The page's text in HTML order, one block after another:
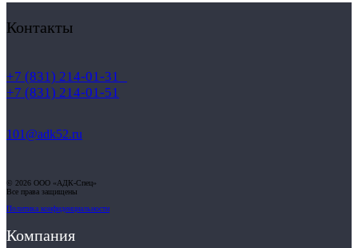
Контакты
+7 (831) 214-01-31
+7 (831) 214-01-51
101@adk52.ru
© 2026 ООО «АДК-Спец»
Все права защищены
Политика конфиденциальности
Компания